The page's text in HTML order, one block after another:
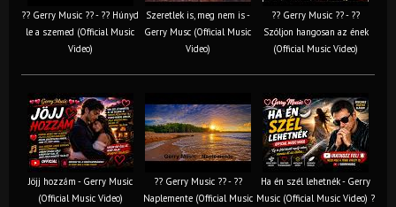
?? Gerry Music ?? - ?? Húnyd
le a szemed (Official Music
Video)
Szeretlek is, meg nem is -
Gerry Musc (Official Music
Video)
?? Gerry Music ?? - ??
Szóljon hangosan az ének
(Official Music Video)
Jöjj hozzám - Gerry Music
(Official Music Video)
?? Gerry Music ?? - ??
Naplemente (Official Music
Ha én szél lehetnék - Gerry
Music (Official Music Video) ?️